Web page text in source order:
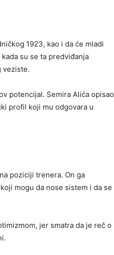
1923, kao i da će mladi
su se ta predviđanja
veziste.
potencijal. Semira Alića opisao
profil koji mu odgovara u
poziciji trenera. On ga
mogu da nose sistem i da se
jer smatra da je reč o